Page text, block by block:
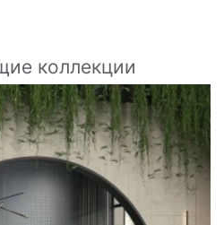
коллекции